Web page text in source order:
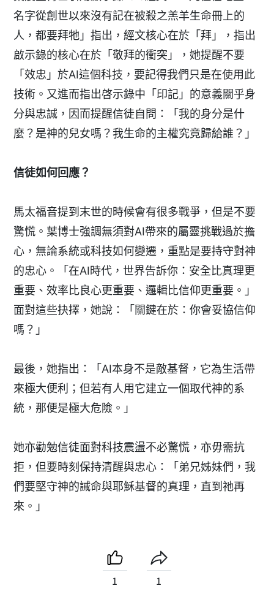
名字從創世以來沒有記在被殺之羔羊生命冊上的
人，都要拜牠」指出，經文核心在於「拜」，指出
啟示錄的核心在於「敬拜的衝突」，她提醒不要
「效忠」於AI這個科技，要記得我們只是在使用此
技術。又進而指出啓示錄中「印記」的意義關乎身
分與忠誠，因而提醒信徒自問：「我的身分是什
麼？是神的兒女嗎？我生命的主權究竟歸給誰？」
信徒如何回應？
馬太福音提到末世的時候會有很多戰爭，但是不要
驚慌。葉博士強調無須對AI帶來的屬靈挑戰過於擔
心，無論系統或科技如何變遷，重點是要持守對神
的忠心。「在AI時代，世界告訴你：安全比真理更
重要、效率比良心更重要、邏輯比信仰更重要。」
面對這些抉擇，她說：「關鍵在於：你會妥協信仰
嗎？」
最後，她指出：「AI本身不是敵基督，它為生活帶
來極大便利；但若有人用它建立一個取代神的系
統，那便是極大危險。」
她亦勸勉信徒面對科技震盪不必驚慌，亦毋需抗
拒，但要時刻保持清醒與忠心：「弟兄姊妹們，我
們要堅守神的誡命與耶穌基督的真理，直到祂再
來。」
1 1